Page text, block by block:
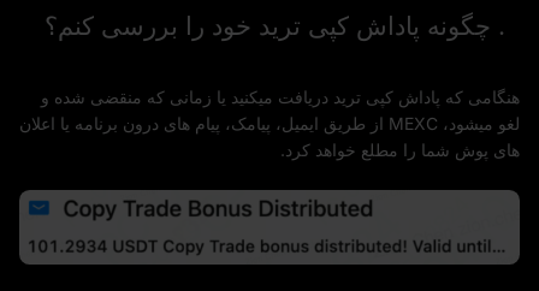
هنگامی که پاداش کپی ترید دریافت میکنید یا زمانی که منقضی شده و
لغو میشود، MEXC از طریق ایمیل، پیامک، پیام های درون برنامه یا اعلان
های پوش شما را مطلع خواهد کرد.